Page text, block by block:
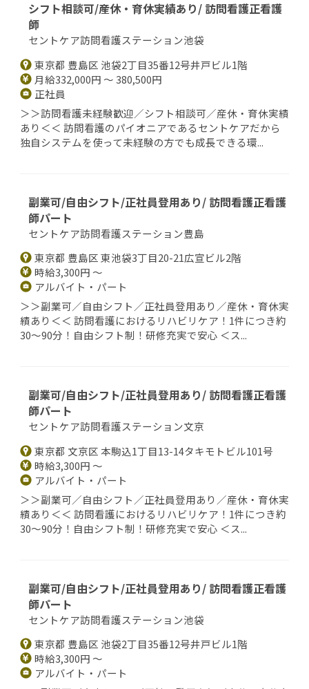
シフト相談可/産休・育休実績あり/ 訪問看護正看護
師
セントケア訪問看護ステーション池袋
東京都 豊島区 池袋2丁目35番12号井戸ビル1階
月給332,000円 ～ 380,500円
正社員
＞＞訪問看護未経験歓迎／シフト相談可／産休・育休実績
あり＜＜ 訪問看護のパイオニアであるセントケアだから
独自システムを使って未経験の方でも成長できる環...
副業可/自由シフト/正社員登用あり/ 訪問看護正看護
師パート
セントケア訪問看護ステーション豊島
東京都 豊島区 東池袋3丁目20-21広宣ビル2階
時給3,300円 ～
アルバイト・パート
＞＞副業可／自由シフト／正社員登用あり／産休・育休実
績あり＜＜ 訪問看護におけるリハビリケア！1件につき約
30～90分！自由シフト制！研修充実で安心 ＜ス...
副業可/自由シフト/正社員登用あり/ 訪問看護正看護
師パート
セントケア訪問看護ステーション文京
東京都 文京区 本駒込1丁目13-14タキモトビル101号
時給3,300円 ～
アルバイト・パート
＞＞副業可／自由シフト／正社員登用あり／産休・育休実
績あり＜＜ 訪問看護におけるリハビリケア！1件につき約
30～90分！自由シフト制！研修充実で安心 ＜ス...
副業可/自由シフト/正社員登用あり/ 訪問看護正看護
師パート
セントケア訪問看護ステーション池袋
東京都 豊島区 池袋2丁目35番12号井戸ビル1階
時給3,300円 ～
アルバイト・パート